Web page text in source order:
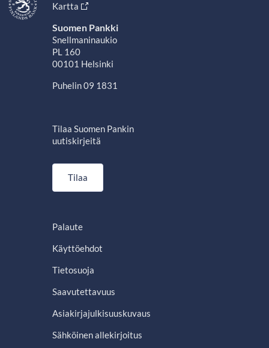
Kartta
Suomen Pankki
Snellmaninaukio
PL 160
00101 Helsinki
Puhelin 09 1831
Tilaa Suomen Pankin
uutiskirjeitä
Tilaa
Palaute
Käyttöehdot
Tietosuoja
Saavutettavuus
Asiakirjajulkisuuskuvaus
Sähköinen allekirjoitus